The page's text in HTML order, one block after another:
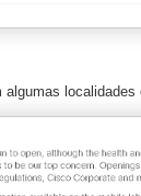
localidades